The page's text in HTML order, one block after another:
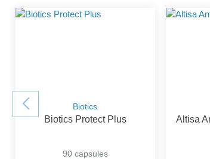
Biotics
Biotics Protect Plus
90 capsules
Altisa